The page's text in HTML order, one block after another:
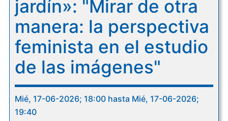
jardín»: "Mirar de otra
manera: la perspectiva
feminista en el estudio
de las imágenes"
Mié, 17-06-2026; 18:00 hasta Mié, 17-06-2026;
19:40